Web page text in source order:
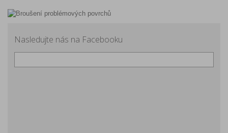
Nasledujte nás na Facebooku